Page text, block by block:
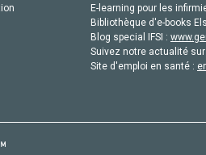
E-learning pour les
Bibliothèque d'e-books
Blog special IFSI :
Suivez notre actualité
Site d'emploi en santé :